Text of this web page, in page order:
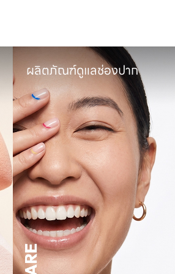
ผลิตภัณฑ์ดูแลช่องปาก